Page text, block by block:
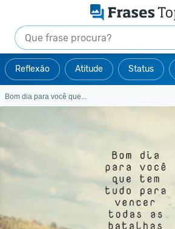
Reflexão Atitude Status
Bom dia para você que...